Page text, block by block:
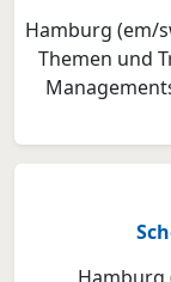
Hamburg (em/
Themen und
Prozesse, in